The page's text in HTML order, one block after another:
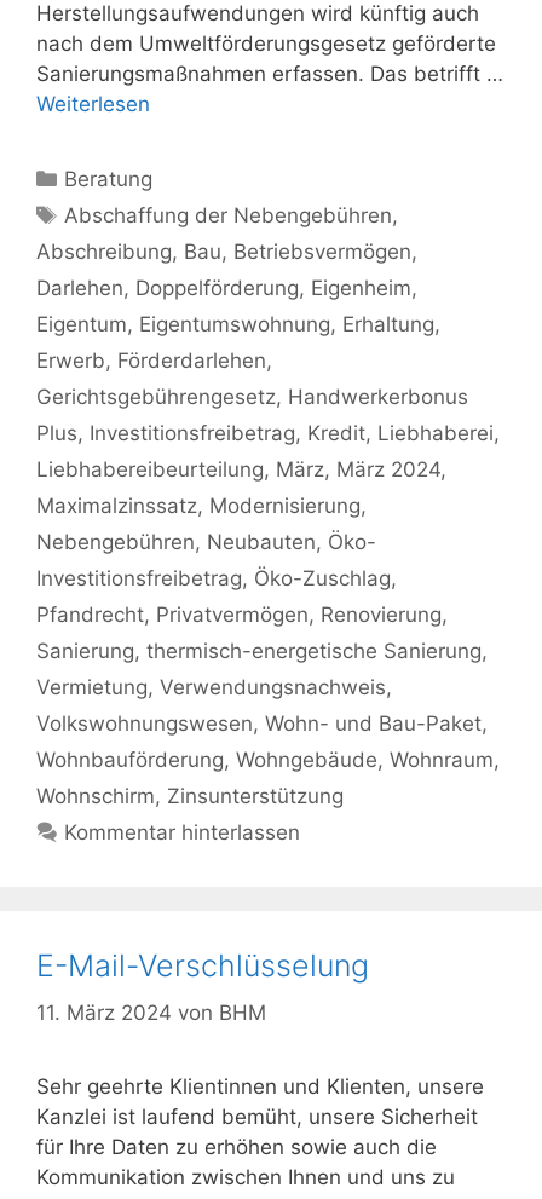
Herstellungsaufwendungen wird künftig auch
nach dem Umweltförderungsgesetz geförderte
Sanierungsmaßnahmen erfassen. Das betrifft …
Weiterlesen
Kategorien
Beratung
Schlagwörter
Abschaffung der Nebengebühren,
Abschreibung, Bau, Betriebsvermögen,
Darlehen, Doppelförderung, Eigenheim,
Eigentum, Eigentumswohnung, Erhaltung,
Erwerb, Förderdarlehen,
Gerichtsgebührengesetz, Handwerkerbonus
Plus, Investitionsfreibetrag, Kredit, Liebhaberei,
Liebhabereibeurteilung, März, März 2024,
Maximalzinssatz, Modernisierung,
Nebengebühren, Neubauten, Öko-
Investitionsfreibetrag, Öko-Zuschlag,
Pfandrecht, Privatvermögen, Renovierung,
Sanierung, thermisch-energetische Sanierung,
Vermietung, Verwendungsnachweis,
Volkswohnungswesen, Wohn- und Bau-Paket,
Wohnbauförderung, Wohngebäude, Wohnraum,
Wohnschirm, Zinsunterstützung
Kommentar hinterlassen
E-Mail-Verschlüsselung
11. März 2024 von BHM
Sehr geehrte Klientinnen und Klienten, unsere
Kanzlei ist laufend bemüht, unsere Sicherheit
für Ihre Daten zu erhöhen sowie auch die
Kommunikation zwischen Ihnen und uns zu